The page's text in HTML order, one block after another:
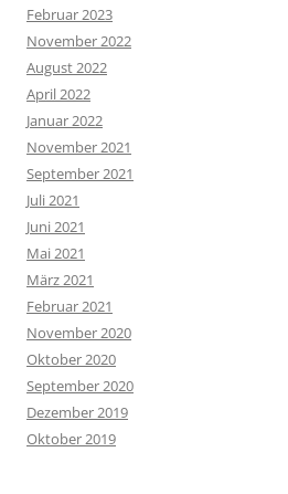
Februar 2023
November 2022
August 2022
April 2022
Januar 2022
November 2021
September 2021
Juli 2021
Juni 2021
Mai 2021
März 2021
Februar 2021
November 2020
Oktober 2020
September 2020
Dezember 2019
Oktober 2019